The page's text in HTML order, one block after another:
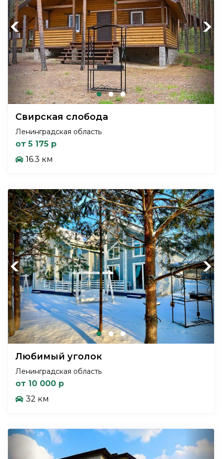
Previous Next
Свирская слобода
Ленинградская область
от 5 175 р
16.3 км
Previous Next
Любимый уголок
Ленинградская область
от 10 000 р
32 км